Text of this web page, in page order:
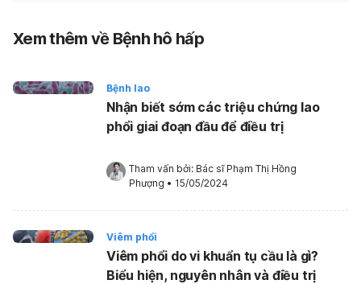
Xem thêm về Bệnh hô hấp
Bệnh lao
Nhận biết sớm các triệu chứng lao
phổi giai đoạn đầu để điều trị
Tham vấn bởi: Bác sĩ Phạm Thị Hồng
Phượng • 15/05/2024
Viêm phổi
Viêm phổi do vi khuẩn tụ cầu là gì?
Biểu hiện, nguyên nhân và điều trị